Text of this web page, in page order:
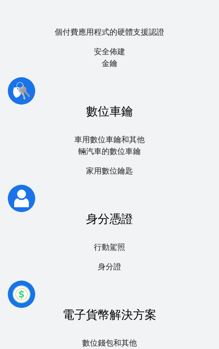
個付費應用程式的硬體支援認證
安全佈建
金鑰
數位車鑰
車用數位車鑰和其他
輛汽車的數位車鑰
家用數位鑰匙
身分憑證
行動駕照
身分證
電子貨幣解決方案
數位錢包和其他